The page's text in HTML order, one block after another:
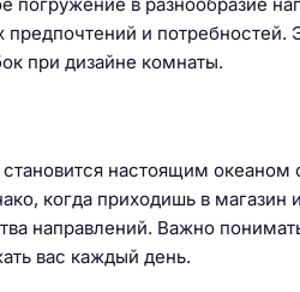
и потребностей.
при дизайне комнаты.
настоящим
когда приходишь в
направлений. Важно
вас каждый день.